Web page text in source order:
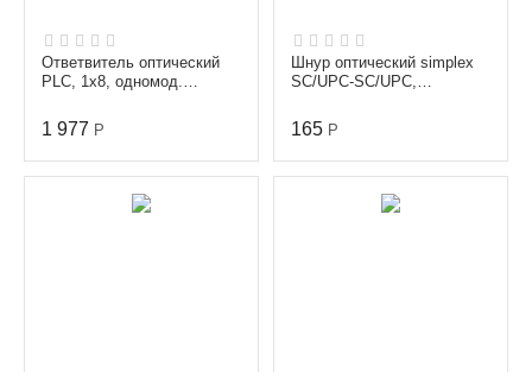
Ответвитель оптический
PLC, 1х8, одномод.
1260-1650 nm, 1 m, 3...
1 977 Р
Шнур оптический simplex
SC/UPC-SC/UPC,
диаметр 3.0 мм, длина...
165 Р